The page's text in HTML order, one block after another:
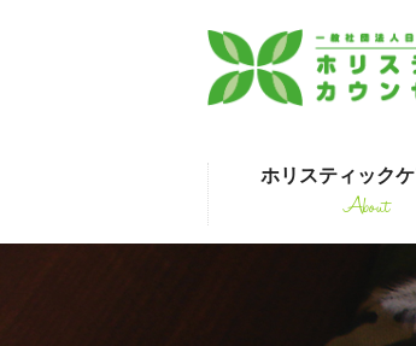
ホリスティック
About
は